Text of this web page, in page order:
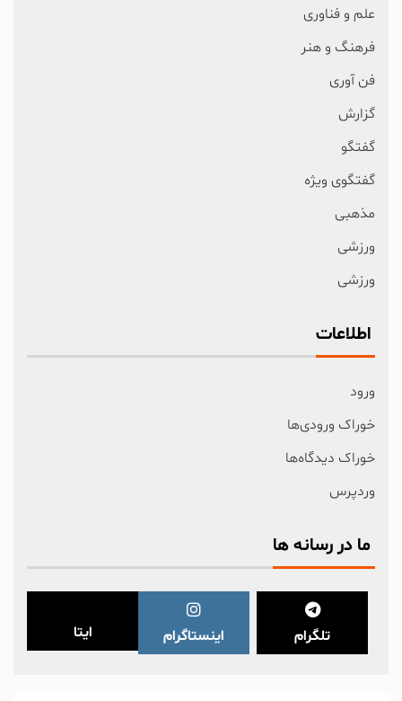
علم و فناوری
فرهنگ و هنر
فن آوری
گزارش
گفتگو
گفتگوی ویژه
مذهبی
ورزشی
ورزشی
اطلاعات
ورود
خوراک ورودی‌ها
خوراک دیدگاه‌ها
وردپرس
ما در رسانه ها
تلگرام اینستاگرام ایتا